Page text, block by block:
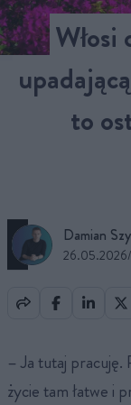
to
Damian
26.05.2026/
– Ja tutaj pracuję. Pochodzę z Włoch. Ludzie myślą, że
życie tam łatwe i